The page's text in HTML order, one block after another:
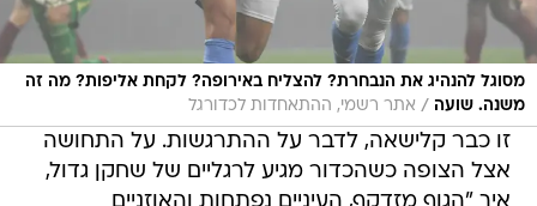
מסוגל להנהיג את הנבחרת? להצליח באירופה? לקחת אליפות? מה זה
משנה. שועה / אתר רשמי, ההתאחדות לכדורגל
זו כבר קלישאה, לדבר על ההתרגשות. על התחושה
אצל הצופה כשהכדור מגיע לרגליים של שחקן גדול,